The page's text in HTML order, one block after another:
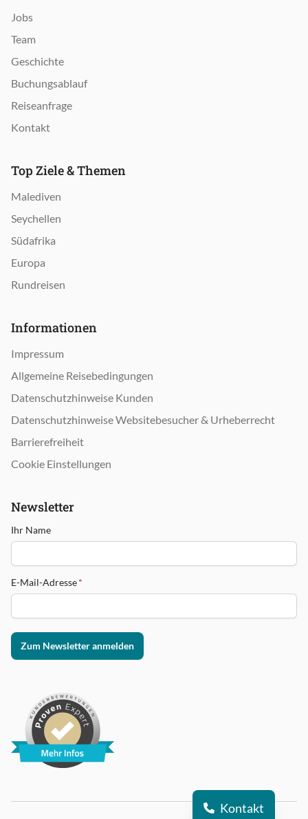
Kontakt
Jobs
Team
Geschichte
Buchungsablauf
Reiseanfrage
Kontakt
Top Ziele & Themen
Malediven
Seychellen
Südafrika
Europa
Rundreisen
Informationen
Impressum
Allgemeine Reisebedingungen
Datenschutzhinweise Kunden
Datenschutzhinweise Websitebesucher & Urheberrecht
Barrierefreiheit
Cookie Einstellungen
Newsletter
Ihr Name
E-Mail-Adresse*
Zum Newsletter anmelden